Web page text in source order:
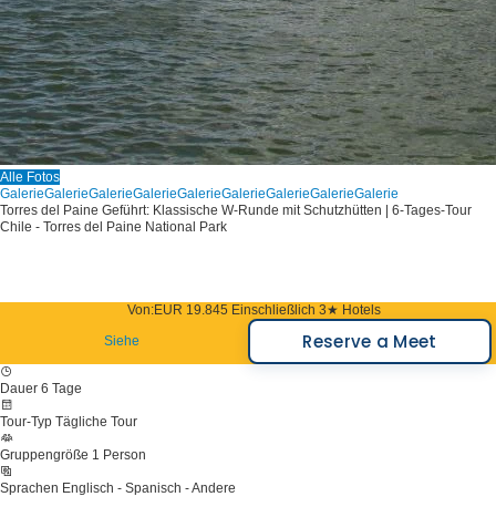
Alle Fotos
GalerieGalerieGalerieGalerieGalerieGalerieGalerieGalerieGalerie
Torres del Paine Geführt: Klassische W-Runde mit Schutzhütten | 6-Tages-Tour
Chile - Torres del Paine National Park
Von:EUR 19.845 Einschließlich 3★ Hotels
Siehe
Reserve a Meet
Dauer 6 Tage
Tour-Typ Tägliche Tour
Gruppengröße 1 Person
Sprachen Englisch - Spanisch - Andere